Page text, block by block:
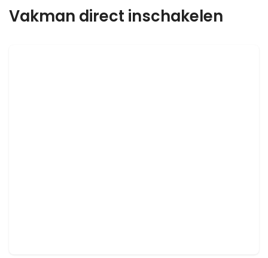
Vakman direct inschakelen